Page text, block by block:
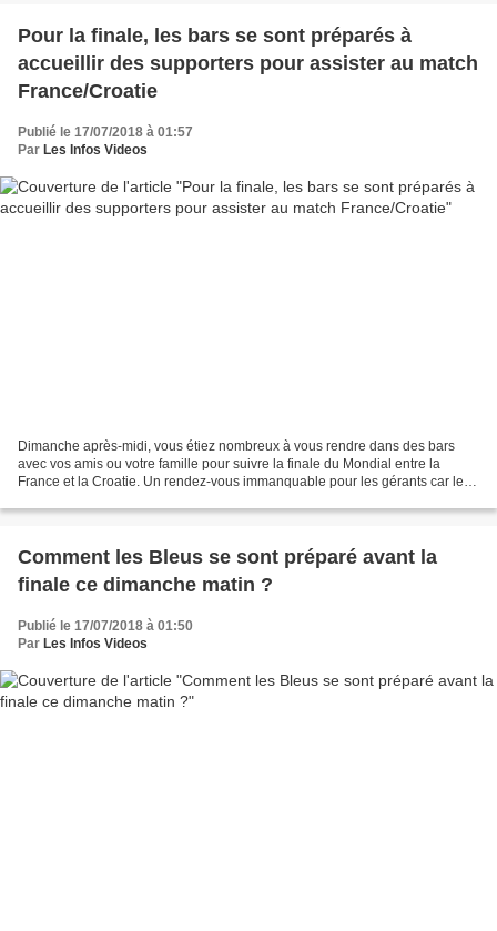
Pour la finale, les bars se sont préparés à
accueillir des supporters pour assister au match
France/Croatie
Publié le 17/07/2018 à 01:57
Par Les Infos Videos
Dimanche après-midi, vous étiez nombreux à vous rendre dans des bars
avec vos amis ou votre famille pour suivre la finale du Mondial entre la
France et la Croatie. Un rendez-vous immanquable pour les gérants car leur
Comment les Bleus se sont préparé avant la
finale ce dimanche matin ?
Publié le 17/07/2018 à 01:50
Par Les Infos Videos